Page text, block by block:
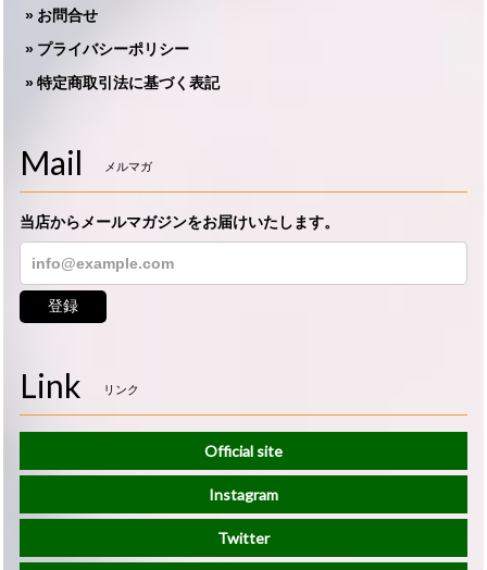
お問合せ
プライバシーポリシー
特定商取引法に基づく表記
Mail メルマガ
当店からメールマガジンをお届けいたします。
登録
Link リンク
Official site
Instagram
Twitter